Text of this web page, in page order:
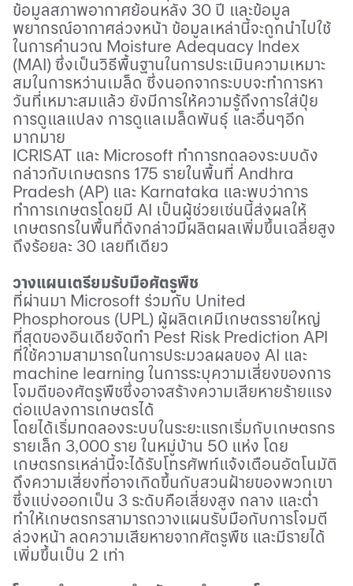
ข้อมูลสภาพอากาศย้อนหลัง 30 ปี และข้อมูล
พยากรณ์อากาศล่วงหน้า ข้อมูลเหล่านี้จะถูกนำไปใช้
ในการคำนวณ Moisture Adequacy Index
(MAI) ซึ่งเป็นวิธีพื้นฐานในการประเมินความเหมาะ
สมในการหว่านเมล็ด ซึ่งนอกจากระบบจะทำการหา
วันที่เหมาะสมแล้ว ยังมีการให้ความรู้ถึงการใส่ปุ๋ย
การดูแลแปลง การดูแลเมล็ดพันธุ์ และอื่นๆอีก
มากมาย
ICRISAT และ Microsoft ทำการทดลองระบบดัง
กล่าวกับเกษตรกร 175 รายในพื้นที่ Andhra
Pradesh (AP) และ Karnataka และพบว่าการ
ทำการเกษตรโดยมี AI เป็นผู้ช่วยเช่นนี้ส่งผลให้
เกษตรกรในพื้นที่ดังกล่าวมีผลิตผลเพิ่มขึ้นเฉลี่ยสูง
ถึงร้อยละ 30 เลยทีเดียว
วางแผนเตรียมรับมือศัตรูพืช
ที่ผ่านมา Microsoft ร่วมกับ United
Phosphorous (UPL) ผู้ผลิตเคมีเกษตรรายใหญ่
ที่สุดของอินเดียจัดทำ Pest Risk Prediction API
ที่ใช้ความสามารถในการประมวลผลของ AI และ
machine learning ในการระบุความเสี่ยงของการ
โจมตีของศัตรูพืชซึ่งอาจสร้างความเสียหายร้ายแรง
ต่อแปลงการเกษตรได้
โดยได้เริ่มทดลองระบบในระยะแรกเริ่มกับเกษตรกร
รายเล็ก 3,000 ราย ในหมู่บ้าน 50 แห่ง โดย
เกษตรกรเหล่านี้จะได้รับโทรศัพท์แจ้งเตือนอัตโนมัติ
ถึงความเสี่ยงที่อาจเกิดขึ้นกับสวนฝ้ายของพวกเขา
ซึ่งแบ่งออกเป็น 3 ระดับคือเสี่ยงสูง กลาง และต่ำ
ทำให้เกษตรกรสามารถวางแผนรับมือกับการโจมตี
ล่วงหน้า ลดความเสียหายจากศัตรูพืช และมีรายได้
เพิ่มขึ้นเป็น 2 เท่า